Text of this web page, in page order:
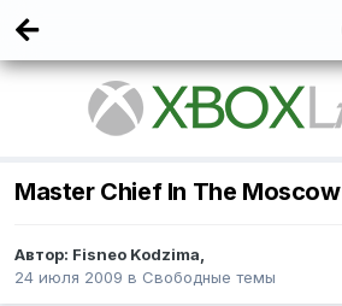
Master Chief In The Moscow
Автор: Fisneo Kodzima,
24 июля 2009 в Свободные темы